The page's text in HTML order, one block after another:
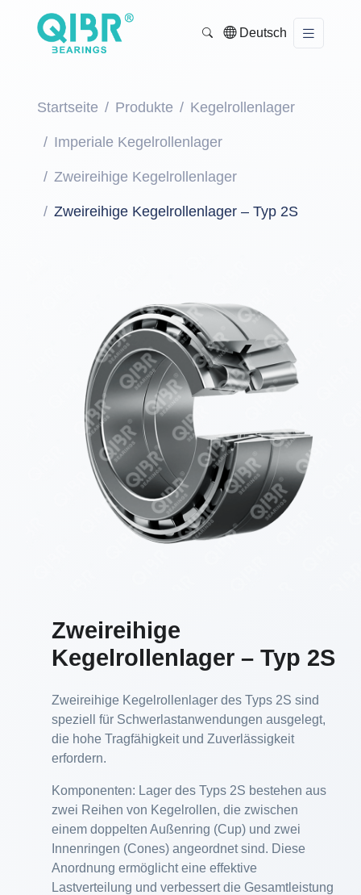
Deutsch
Startseite Produkte Kegelrollenlager
Imperiale Kegelrollenlager
Zweireihige Kegelrollenlager
Zweireihige Kegelrollenlager – Typ 2S
Zweireihige
Kegelrollenlager – Typ 2S
Zweireihige Kegelrollenlager des Typs 2S sind
speziell für Schwerlastanwendungen ausgelegt,
die hohe Tragfähigkeit und Zuverlässigkeit
erfordern.
Komponenten: Lager des Typs 2S bestehen aus
zwei Reihen von Kegelrollen, die zwischen
einem doppelten Außenring (Cup) und zwei
Innenringen (Cones) angeordnet sind. Diese
Anordnung ermöglicht eine effektive
Lastverteilung und verbessert die Gesamtleistung